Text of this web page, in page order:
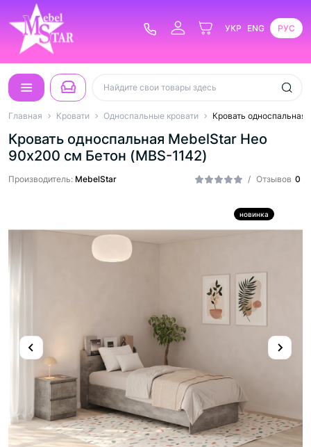
УКР ENG РУС
Главная Кровати Односпальные кровати Кровать
Кровать односпальная MebelStar Нео
90x200 см Бетон (MBS-1142)
/ Отзывов 0
Производитель: MebelStar
новинка